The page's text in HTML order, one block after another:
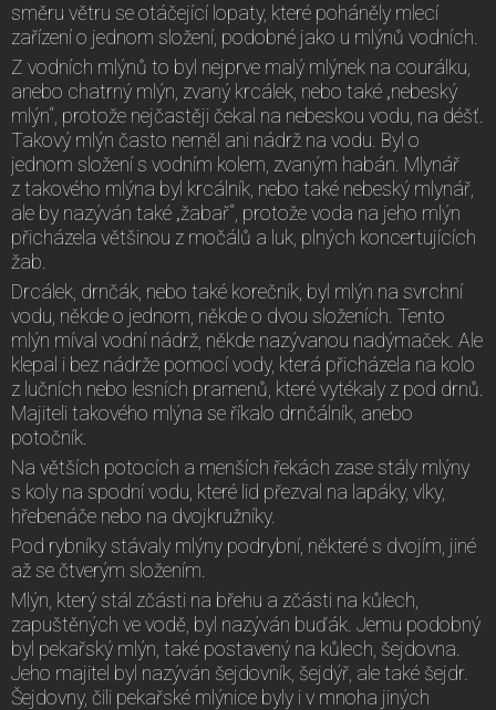
směru větru se otáčející lopaty, které poháněly mlecí
zařízení o jednom složení, podobné jako u mlýnů vodních.
Z vodních mlýnů to byl nejprve malý mlýnek na courálku,
anebo chatrný mlýn, zvaný krcálek, nebo také „nebeský
mlýn“, protože nejčastěji čekal na nebeskou vodu, na déšť.
Takový mlýn často neměl ani nádrž na vodu. Byl o
jednom složení s vodním kolem, zvaným habán. Mlynář
z takového mlýna byl krcálník, nebo také nebeský mlynář,
ale by nazýván také „žabař“, protože voda na jeho mlýn
přicházela většinou z močálů a luk, plných koncertujících
žab.
Drcálek, drnčák, nebo také korečník, byl mlýn na svrchní
vodu, někde o jednom, někde o dvou složeních. Tento
mlýn míval vodní nádrž, někde nazývanou nadýmaček. Ale
klepal i bez nádrže pomocí vody, která přicházela na kolo
z lučních nebo lesních pramenů, které vytékaly z pod drnů.
Majiteli takového mlýna se říkalo drnčálník, anebo
potočník.
Na větších potocích a menších řekách zase stály mlýny
s koly na spodní vodu, které lid přezval na lapáky, vlky,
hřebenáče nebo na dvojkružníky.
Pod rybníky stávaly mlýny podrybní, některé s dvojím, jiné
až se čtverým složením.
Mlýn, který stál zčásti na břehu a zčásti na kůlech,
zapuštěných ve vodě, byl nazýván buďák. Jemu podobný
byl pekařský mlýn, také postavený na kůlech, šejdovna.
Jeho majitel byl nazýván šejdovník, šejdýř, ale také šejdr.
Šejdovny, čili pekařské mlýnice byly i v mnoha jiných